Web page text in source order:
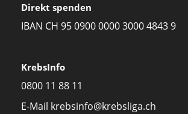
Direkt spenden
IBAN CH 95 0900 0000 3000 4843 9
KrebsInfo
0800 11 88 11
E-Mail krebsinfo@krebsliga.ch